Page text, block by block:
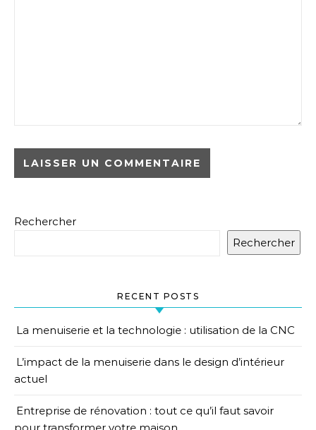
Rechercher
Rechercher
RECENT POSTS
La menuiserie et la technologie : utilisation de la CNC
L’impact de la menuiserie dans le design d’intérieur
actuel
Entreprise de rénovation : tout ce qu’il faut savoir